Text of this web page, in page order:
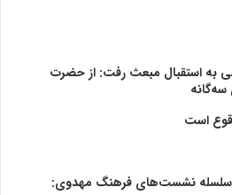
به استقبال مبعث رفت: از حضرت
سه‌گانه
است
سلسله نشست‌های فرهنگ مهدوی:‌